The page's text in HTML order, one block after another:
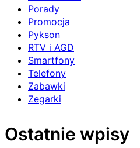
Porady
Promocja
Pykson
RTV i AGD
Smartfony
Telefony
Zabawki
Zegarki
Ostatnie wpisy